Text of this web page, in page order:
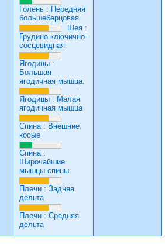
Голень : Передняя
большеберцовая
Шея :
Грудино-ключично-
сосцевидная
Ягодицы :
Большая
ягодичная мышца.
Ягодицы : Малая
ягодичная мышца
Спина: Внешние
косые
Спина:
Широчайшие
мышцы спины
Плечи : Задняя
дельта
Плечи : Средняя
дельта